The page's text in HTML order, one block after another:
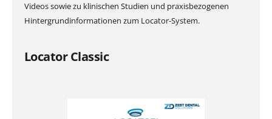
Videos sowie zu klinischen Studien und praxisbezogenen
Hintergrundinformationen zum Locator-System.
Locator Classic